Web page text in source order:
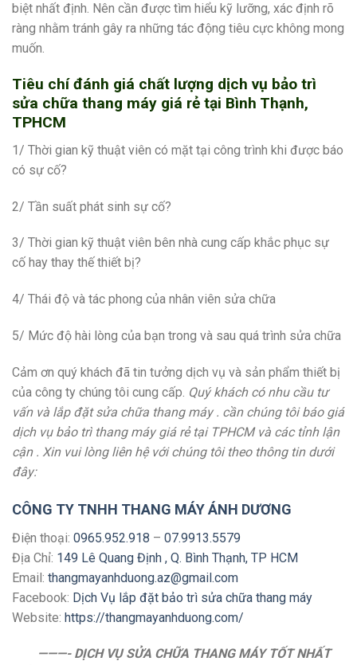
biệt nhất định. Nên cần được tìm hiểu kỹ lưỡng, xác định rõ
ràng nhằm tránh gây ra những tác động tiêu cực không mong
muốn.
Tiêu chí đánh giá chất lượng dịch vụ bảo trì
sửa chữa thang máy giá rẻ tại Bình Thạnh,
TPHCM
1/ Thời gian kỹ thuật viên có mặt tại công trình khi được báo
có sự cố?
2/ Tần suất phát sinh sự cố?
3/ Thời gian kỹ thuật viên bên nhà cung cấp khắc phục sự
cố hay thay thế thiết bị?
4/ Thái độ và tác phong của nhân viên sửa chữa
5/ Mức độ hài lòng của bạn trong và sau quá trình sửa chữa
Cảm ơn quý khách đã tin tưởng dịch vụ và sản phẩm thiết bị
của công ty chúng tôi cung cấp. Quý khách có nhu cầu tư
vấn và lắp đặt sửa chữa thang máy . cần chúng tôi báo giá
dịch vụ bảo trì thang máy giá rẻ tại TPHCM và các tỉnh lận
cận . Xin vui lòng liên hệ với chúng tôi theo thông tin dưới
đây:
CÔNG TY TNHH THANG MÁY ÁNH DƯƠNG
Điện thoại: 0965.952.918 – 07.9913.5579
Địa Chỉ: 149 Lê Quang Định , Q. Bình Thạnh, TP HCM
Email: thangmayanhduong.az@gmail.com
Facebook: Dịch Vụ lắp đặt bảo trì sửa chữa thang máy
Website: https://thangmayanhduong.com/
———- DỊCH VỤ SỬA CHỮA THANG MÁY TỐT NHẤT